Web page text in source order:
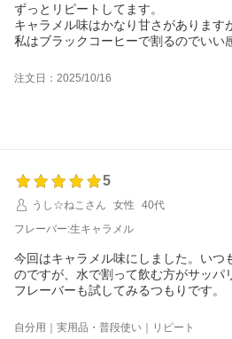
ずっとリピートしてます。
キャラメル味はかなり甘さがあります
私はブラックコーヒーで割るのでいい
注文日：2025/10/16
5
うし☆ねこさん
女性
40代
フレーバー:生キャラメル
今回はキャラメル味にしました。いつ
のですが、水で割って飲む方がサッパ
フレーバーも試してみるつもりです。
自分用｜実用品・普段使い｜リピート